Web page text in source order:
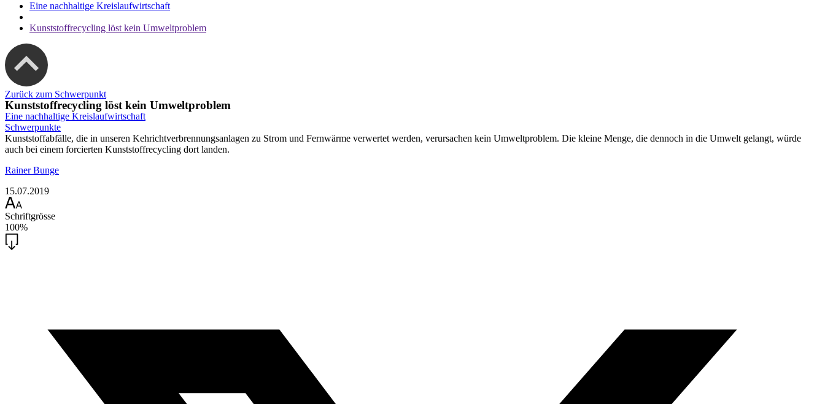
Eine nachhaltige Kreislaufwirtschaft
Kunststoffrecycling löst kein Umweltproblem
Zurück zum Schwerpunkt
Kunststoffrecycling löst kein Umweltproblem
Eine nachhaltige Kreislaufwirtschaft
Schwerpunkte
Kunststoffabfälle, die in unseren Kehrichtverbrennungsanlagen zu Strom und Fernwärme verwertet werden, verursachen kein Umweltproblem. Die kleine Menge, die dennoch in die Umwelt gelangt, würde
auch bei einem forcierten Kunststoffrecycling dort landen.
Rainer Bunge
15.07.2019
Schriftgrösse
100%